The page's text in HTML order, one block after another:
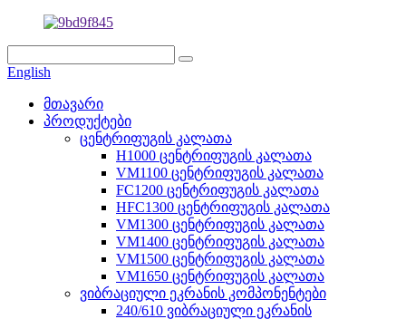
English
მთავარი
პროდუქტები
ცენტრიფუგის კალათა
H1000 ცენტრიფუგის კალათა
VM1100 ცენტრიფუგის კალათა
FC1200 ცენტრიფუგის კალათა
HFC1300 ცენტრიფუგის კალათა
VM1300 ცენტრიფუგის კალათა
VM1400 ცენტრიფუგის კალათა
VM1500 ცენტრიფუგის კალათა
VM1650 ცენტრიფუგის კალათა
ვიბრაციული ეკრანის კომპონენტები
240/610 ვიბრაციული ეკრანის